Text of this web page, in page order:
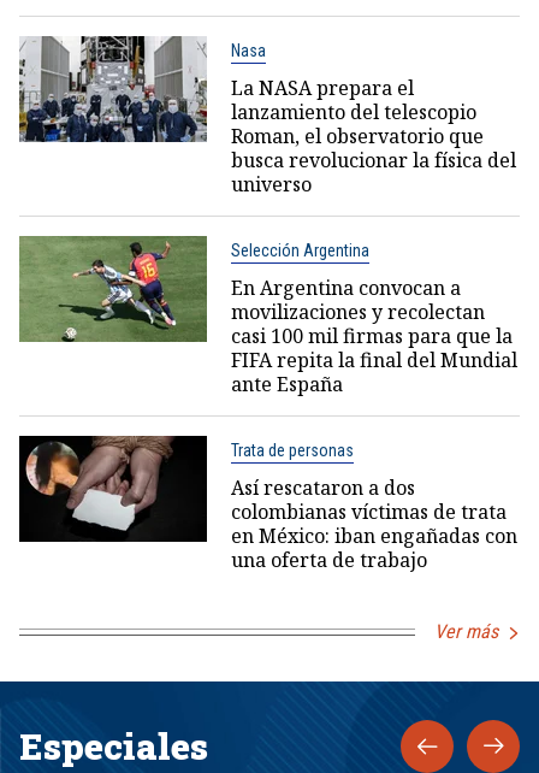
Nasa
La NASA prepara el
lanzamiento del telescopio
Roman, el observatorio que
busca revolucionar la física del
universo
Selección Argentina
En Argentina convocan a
movilizaciones y recolectan
casi 100 mil firmas para que la
FIFA repita la final del Mundial
ante España
Trata de personas
Así rescataron a dos
colombianas víctimas de trata
en México: iban engañadas con
una oferta de trabajo
Ver más
Especiales